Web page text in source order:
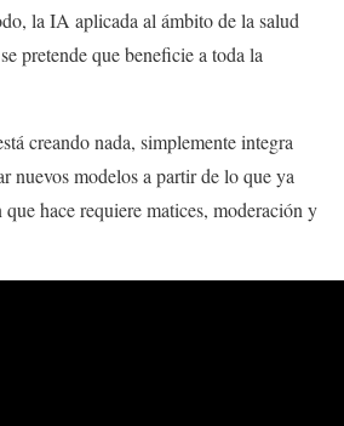
la IA aplicada al ámbito de la salud
pretende que beneficie a toda la
creando nada, simplemente integra
nuevos modelos a partir de lo que ya
hace requiere matices, moderación y